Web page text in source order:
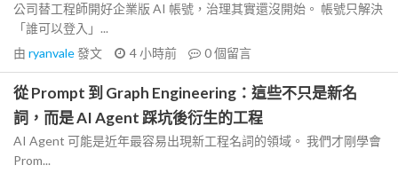
公司替工程師開好企業版 AI 帳號，治理其實還沒開始。 帳號只解決
「誰可以登入」...
由 ryanvale發文 4 小時前 0個留言
從 Prompt 到 Graph Engineering：這些不只是新名
詞，而是 AI Agent 踩坑後衍生的工程
AI Agent 可能是近年最容易出現新工程名詞的領域。 我們才剛學會
Prom...